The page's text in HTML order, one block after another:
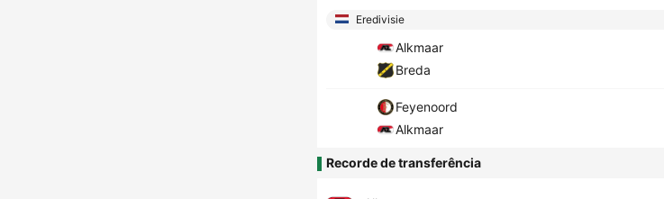
Eredivisie
Alkmaar
Breda
Feyenoord
Alkmaar
Recorde de transferência